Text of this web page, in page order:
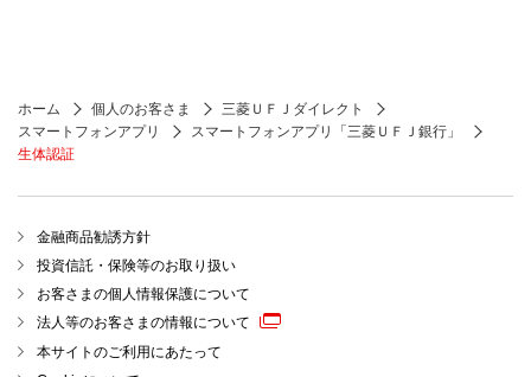
ホーム 個人のお客さま
三菱ＵＦＪダイレクト
スマートフォンアプリ
スマートフォンアプリ「三菱ＵＦＪ銀行」
生体認証
金融商品勧誘方針
投資信託・保険等のお取り扱い
お客さまの個人情報保護について
法人等のお客さまの情報について
本サイトのご利用にあたって